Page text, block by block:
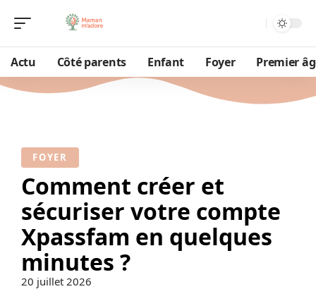
Actu Côté parents Enfant Foyer Premier
FOYER
Comment créer et
sécuriser votre compte
Xpassfam en quelques
minutes ?
20 juillet 2026